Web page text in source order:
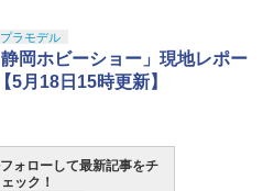
プラモデル
静岡ホビーショー」現地レポー
5月18日15時更新】
ォローして最新記事をチ
ェック！